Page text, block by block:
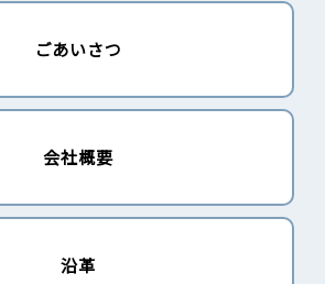
ごあいさつ
会社概要
沿革